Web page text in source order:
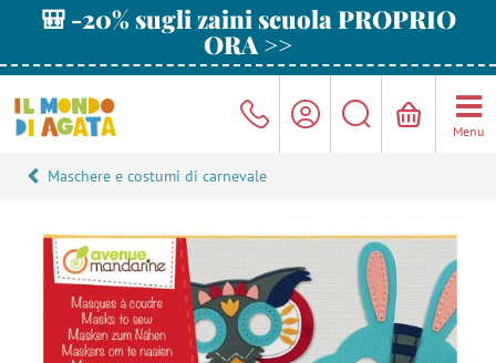
🎒 -20% sugli zaini scuola PROPRIO
ORA >>
Menu
Maschere e costumi di carnevale